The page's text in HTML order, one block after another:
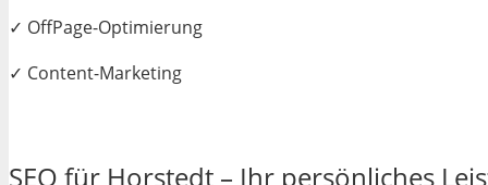
✓ OffPage-Optimierung
✓ Content-Marketing
SEO für Horstedt – Ihr persönliches